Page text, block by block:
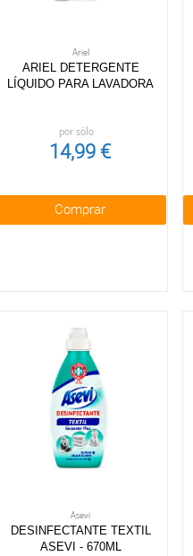
Ariel
ARIEL DETERGENTE
LÍQUIDO PARA LAVADORA
por sólo
14,99 €
Comprar
Asevi
DESINFECTANTE TEXTIL
ASEVI - 670ML